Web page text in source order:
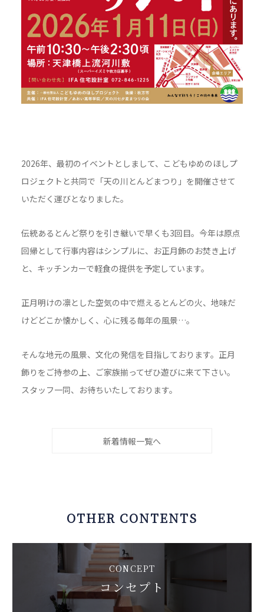
2026年、最初のイベントとしまして、こどもゆめのほしプ
ロジェクトと共同で「天の川とんどまつり」を開催させて
いただく運びとなりました。
伝統あるとんど祭りを引き継いで早くも3回目。今年は原点
回帰として行事内容はシンプルに、お正月飾のお焚き上げ
と、キッチンカーで軽食の提供を予定しています。
正月明けの凛とした空気の中で燃えるとんどの火、地味だ
けどどこか懐かしく、心に残る毎年の風景…。
そんな地元の風景、文化の発信を目指しております。正月
飾りをご持参の上、ご家族揃ってぜひ遊びに来て下さい。
スタッフ一同、お待ちいたしております。
新着情報一覧へ
OTHER CONTENTS
CONCEPT
コンセプト